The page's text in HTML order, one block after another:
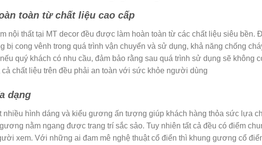
toàn từ chất liệu cao cấp
nội thất tại MT decor đều được làm hoàn toàn từ các chất liệu siêu bền.
bị cong vênh trong quá trình vận chuyển và sử dụng, khả năng chống
quý khách có nhu cầu, đảm bảo rằng sau quá trình sử dụng sẽ không
chất liệu trên đều phải an toàn với sức khỏe người dùng
dạng
nhiều hình dáng và kiểu gương ấn tượng giúp khách hàng thỏa sức lựa
nằm ngang được trang trí sắc sảo. Tuy nhiên tất cả đều có điểm
xem. Với những ai đam mê nghệ thuật cổ điển thì khung gương cổ